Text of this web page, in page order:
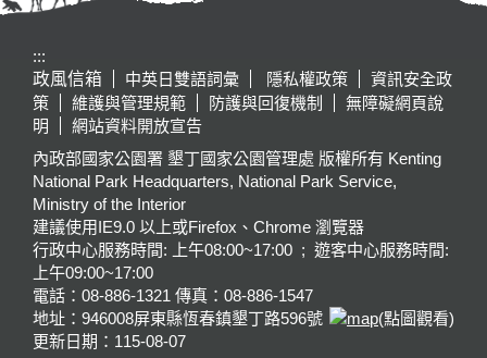
:::
政風信箱
中英日雙語詞彙 隱私權政策
資訊安全政
策
維護與管理規範 防護與回復機制
無障礙網頁說
明
網站資料開放宣告
內政部國家公園署 墾丁國家公園管理處 版權所有 Kenting
National Park Headquarters, National Park Service,
Ministry of the Interior
建議使用IE9.0 以上或Firefox、Chrome 瀏覽器
行政中心服務時間: 上午08:00~17:00 ; 遊客中心服務時間:
上午09:00~17:00
電話：08-886-1321 傳真：08-886-1547
地址：946008屏東縣恆春鎮墾丁路596號
(點圖觀看)
更新日期： 115-08-07